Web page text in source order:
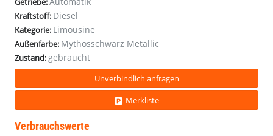
6d)
6d)
6d)
6d)
6d)
6d)
6d)
6d)
6d)
6d)
6d)
6d)
6d)
6d)
Kraftstoff: Diesel
Kategorie: Limousine
Außenfarbe: Mythosschwarz Metallic
Zustand:gebraucht
Unverbindlich anfragen
Merkliste
Verbrauchswerte